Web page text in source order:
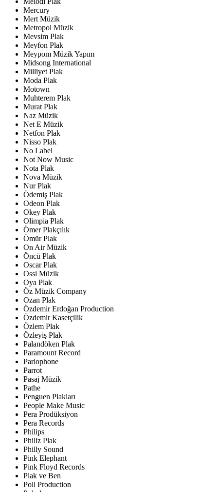
Mercury
Mert Müzik
Metropol Müzik
Mevsim Plak
Meyfon Plak
Meypom Müzik Yapım
Midsong International
Milliyet Plak
Moda Plak
Motown
Muhterem Plak
Murat Plak
Naz Müzik
Net E Müzik
Netfon Plak
Nisso Plak
No Label
Not Now Music
Nota Plak
Nova Müzik
Nur Plak
Ödemiş Plak
Odeon Plak
Okey Plak
Olimpia Plak
Ömer Plakçılık
Ömür Plak
On Air Müzik
Öncü Plak
Oscar Plak
Ossi Müzik
Oya Plak
Öz Müzik Company
Ozan Plak
Özdemir Erdoğan Production
Özdemir Kasetçilik
Özlem Plak
Özleyiş Plak
Palandöken Plak
Paramount Record
Parlophone
Parrot
Pasaj Müzik
Pathe
Penguen Plakları
People Make Music
Pera Prodüksiyon
Pera Records
Philips
Philiz Plak
Philly Sound
Pink Elephant
Pink Floyd Records
Plak ve Ben
Poll Production